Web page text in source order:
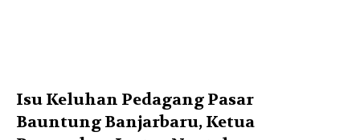
Isu Keluhan Pedagang Pasar
Bauntung Banjarbaru, Ketua